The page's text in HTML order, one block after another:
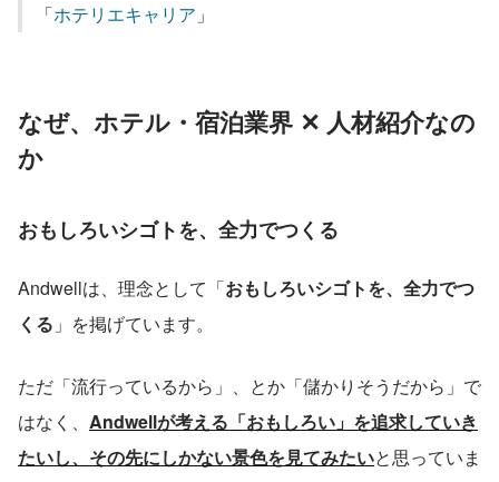
「ホテリエキャリア 」
なぜ、ホテル・宿泊業界 ✕ 人材紹介なの
か
おもしろいシゴトを、全力でつくる
Andwellは、理念として「おもしろいシゴトを、全力でつ
くる 」を掲げています。
ただ「流行っているから」、とか「儲かりそうだから」で
はなく、 Andwellが考える「おもしろい」を追求していき
たいし、その先にしかない景色を見てみたいと思っていま